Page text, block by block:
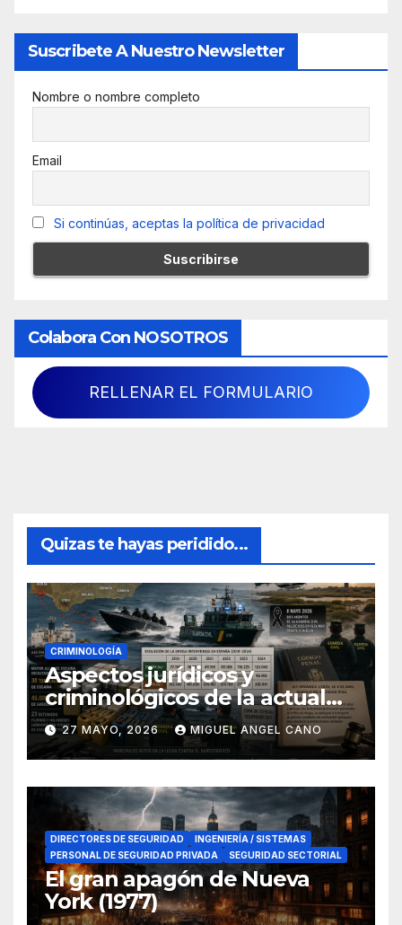
Suscribete A Nuestro Newsletter
Nombre o nombre completo
Email
Si continúas, aceptas la política de privacidad
Colabora Con NOSOTROS
RELLENAR EL FORMULARIO
Quizas te hayas peridido...
CRIMINOLOGÍA
Aspectos jurídicos y
criminológicos de la actual
lucha contra el narcotráfico
en el sur de España
27 MAYO, 2026 MIGUEL ANGEL CANO
DIRECTORES DE SEGURIDAD
INGENIERÍA / SISTEMAS
PERSONAL DE SEGURIDAD PRIVADA
SEGURIDAD SECTORIAL
El gran apagón de Nueva
York (1977)